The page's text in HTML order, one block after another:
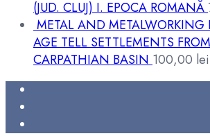
(JUD. CLUJ) I. EPOCA ROMANĂ
METAL AND
AGE TELL SETTLEMENTS
CARPATHIAN BASIN 100,00 lei